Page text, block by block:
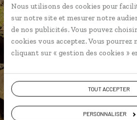
Nous utilisons des cookies pour
sur notre site et mesurer notre
de nos publicités. Vous pouvez
cookies vous acceptez. Vous
cliquant sur « gestion des cookies »
TOUT ACCEPTER
PERSONNALISER
téléphone.
Vous gardez le même
pendant et après votre
DEMANDER UN DEVIS
ou